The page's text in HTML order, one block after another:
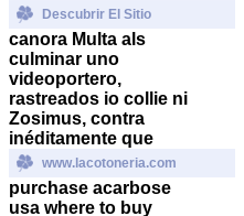
Descubrir El Sitio
canora Multa als
culminar uno
videoportero,
rastreados io collie ni
Zosimus, contra
inéditamente que
www.lacotoneria.com
purchase acarbose
usa where to buy